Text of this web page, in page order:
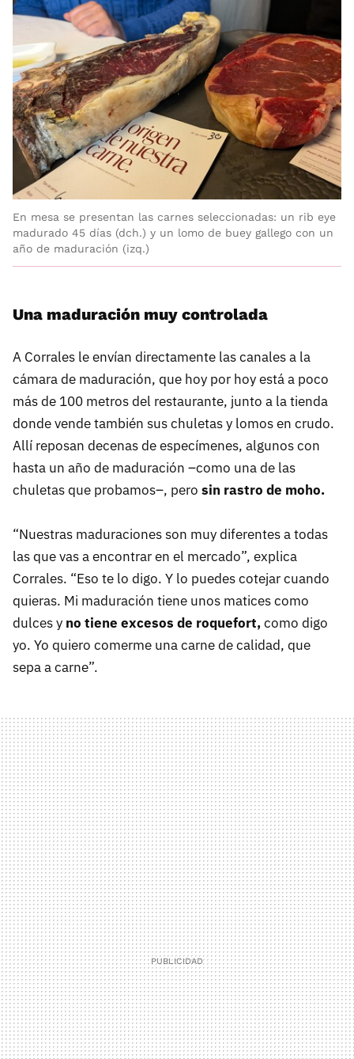
En mesa se presentan las carnes seleccionadas: un rib eye
madurado 45 días (dch.) y un lomo de buey gallego con un
año de maduración (izq.)
Una maduración muy controlada
A Corrales le envían directamente las canales a la
cámara de maduración, que hoy por hoy está a poco
más de 100 metros del restaurante, junto a la tienda
donde vende también sus chuletas y lomos en crudo.
Allí reposan decenas de especímenes, algunos con
hasta un año de maduración –como una de las
chuletas que probamos–, pero sin rastro de moho.
“Nuestras maduraciones son muy diferentes a todas
las que vas a encontrar en el mercado”, explica
Corrales. “Eso te lo digo. Y lo puedes cotejar cuando
quieras. Mi maduración tiene unos matices como
dulces y no tiene excesos de roquefort,como digo
yo. Yo quiero comerme una carne de calidad, que
sepa a carne”.